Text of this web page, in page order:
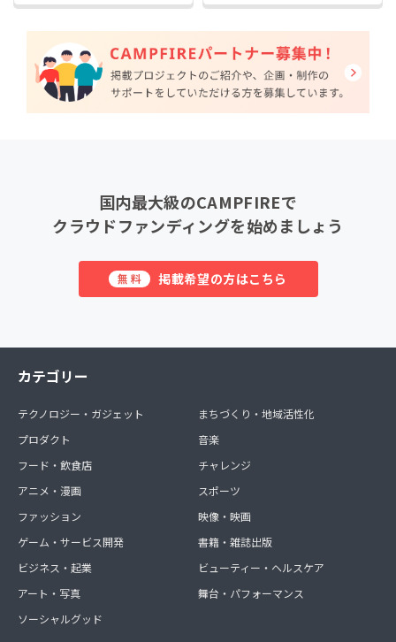
国内最大級のCAMPFIREで
クラウドファンディングを始めましょう
無料 掲載希望の方はこちら
カテゴリー
テクノロジー・ガジェット
プロダクト
フード・飲食店
アニメ・漫画
ファッション
ゲーム・サービス開発
ビジネス・起業
アート・写真
ソーシャルグッド
まちづくり・地域活性化
音楽
チャレンジ
スポーツ
映像・映画
書籍・雑誌出版
ビューティー・ヘルスケア
舞台・パフォーマンス